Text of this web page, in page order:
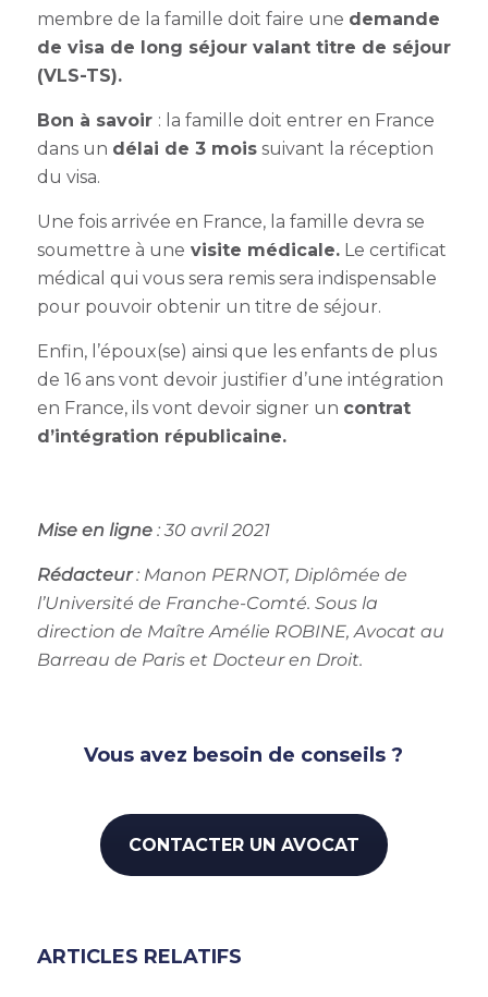
membre de la famille doit faire une demande
de visa de long séjour valant titre de séjour
(VLS-TS).
Bon à savoir : la famille doit entrer en France
dans un délai de 3 moissuivant la réception
du visa.
Une fois arrivée en France, la famille devra se
soumettre à une visite médicale.Le certificat
médical qui vous sera remis sera indispensable
pour pouvoir obtenir un titre de séjour.
Enfin, l’époux(se) ainsi que les enfants de plus
de 16 ans vont devoir justifier d’une intégration
en France, ils vont devoir signer un contrat
d’intégration républicaine.
Mise en ligne: 30 avril 2021
Rédacteur: Manon PERNOT, Diplômée de
l’Université de Franche-Comté. Sous la
direction de Maître Amélie ROBINE, Avocat au
Barreau de Paris et Docteur en Droit.
Vous avez besoin de conseils ?
CONTACTER UN AVOCAT
ARTICLES RELATIFS